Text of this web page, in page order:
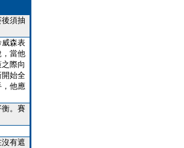
須抽
威森表
，當他
際向
開始全
，他應
。賽
有遮